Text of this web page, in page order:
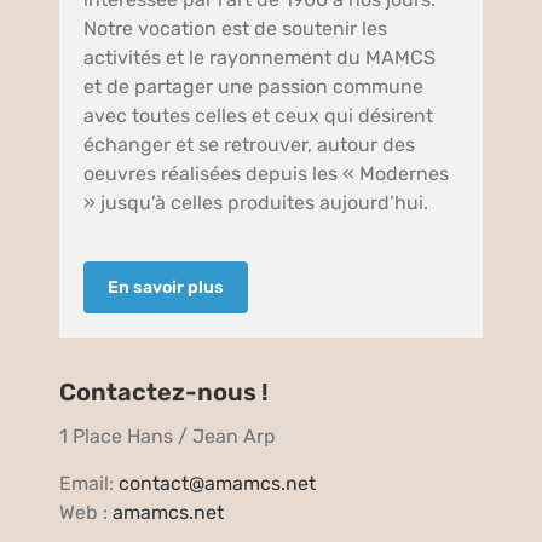
Notre vocation est de soutenir les
activités et le rayonnement du MAMCS
et de partager une passion commune
avec toutes celles et ceux qui désirent
échanger et se retrouver, autour des
oeuvres réalisées depuis les « Modernes
» jusqu’à celles produites aujourd’hui.
En savoir plus
Contactez-nous !
1 Place Hans / Jean Arp
Email:contact@amamcs.net
Web :amamcs.net